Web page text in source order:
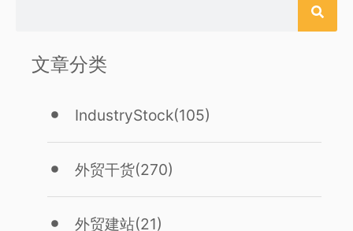
文章分类
IndustryStock(105)
外贸干货(270)
外贸建站(21)